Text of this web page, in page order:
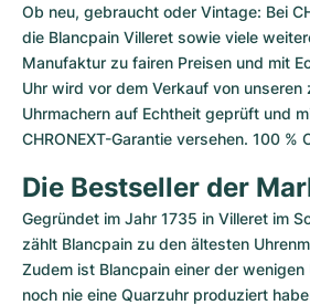
Ob neu, gebraucht oder Vintage: Bei
die Blancpain Villeret sowie viele
Manufaktur zu fairen Preisen und mit
Uhr wird vor dem Verkauf von unseren
Uhrmachern auf Echtheit geprüft und
CHRONEXT-Garantie versehen. 100 %
Die Bestseller der
Gegründet im Jahr 1735 in Villeret im
zählt Blancpain zu den ältesten
Zudem ist Blancpain einer der wenigen
noch nie eine Quarzuhr produziert